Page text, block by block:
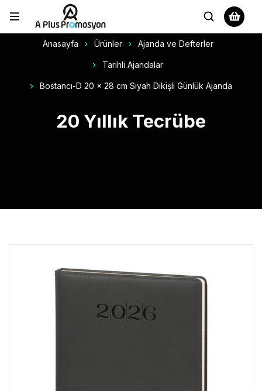
Anasayfa Ürünler Ajanda ve Defterler
Tarihli Ajandalar
Bostancı-D 20 x 28 cm Siyah Dikişli Günlük Ajanda
20 Yıllık Tecrübe